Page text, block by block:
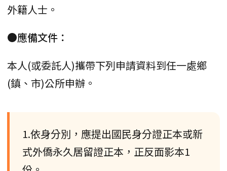
外籍人士。
●應備文件：
本人(或委託人)攜帶下列申請資料到任一處鄉
(鎮、市)公所申辦。
1.依身分別，應提出國民身分證正本或新
式外僑永久居留證正本，正反面影本1